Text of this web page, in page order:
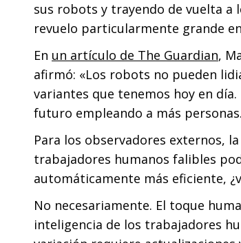
sus robots y trayendo de vuelta a
revuelo particularmente grande
En un artículo de The Guardian,
afirmó: «Los robots no pueden
variantes que tenemos hoy en
futuro empleando a más
Para los observadores externos,
trabajadores humanos falibles
automáticamente más eficiente,
No necesariamente. El toque
inteligencia de los trabajadores